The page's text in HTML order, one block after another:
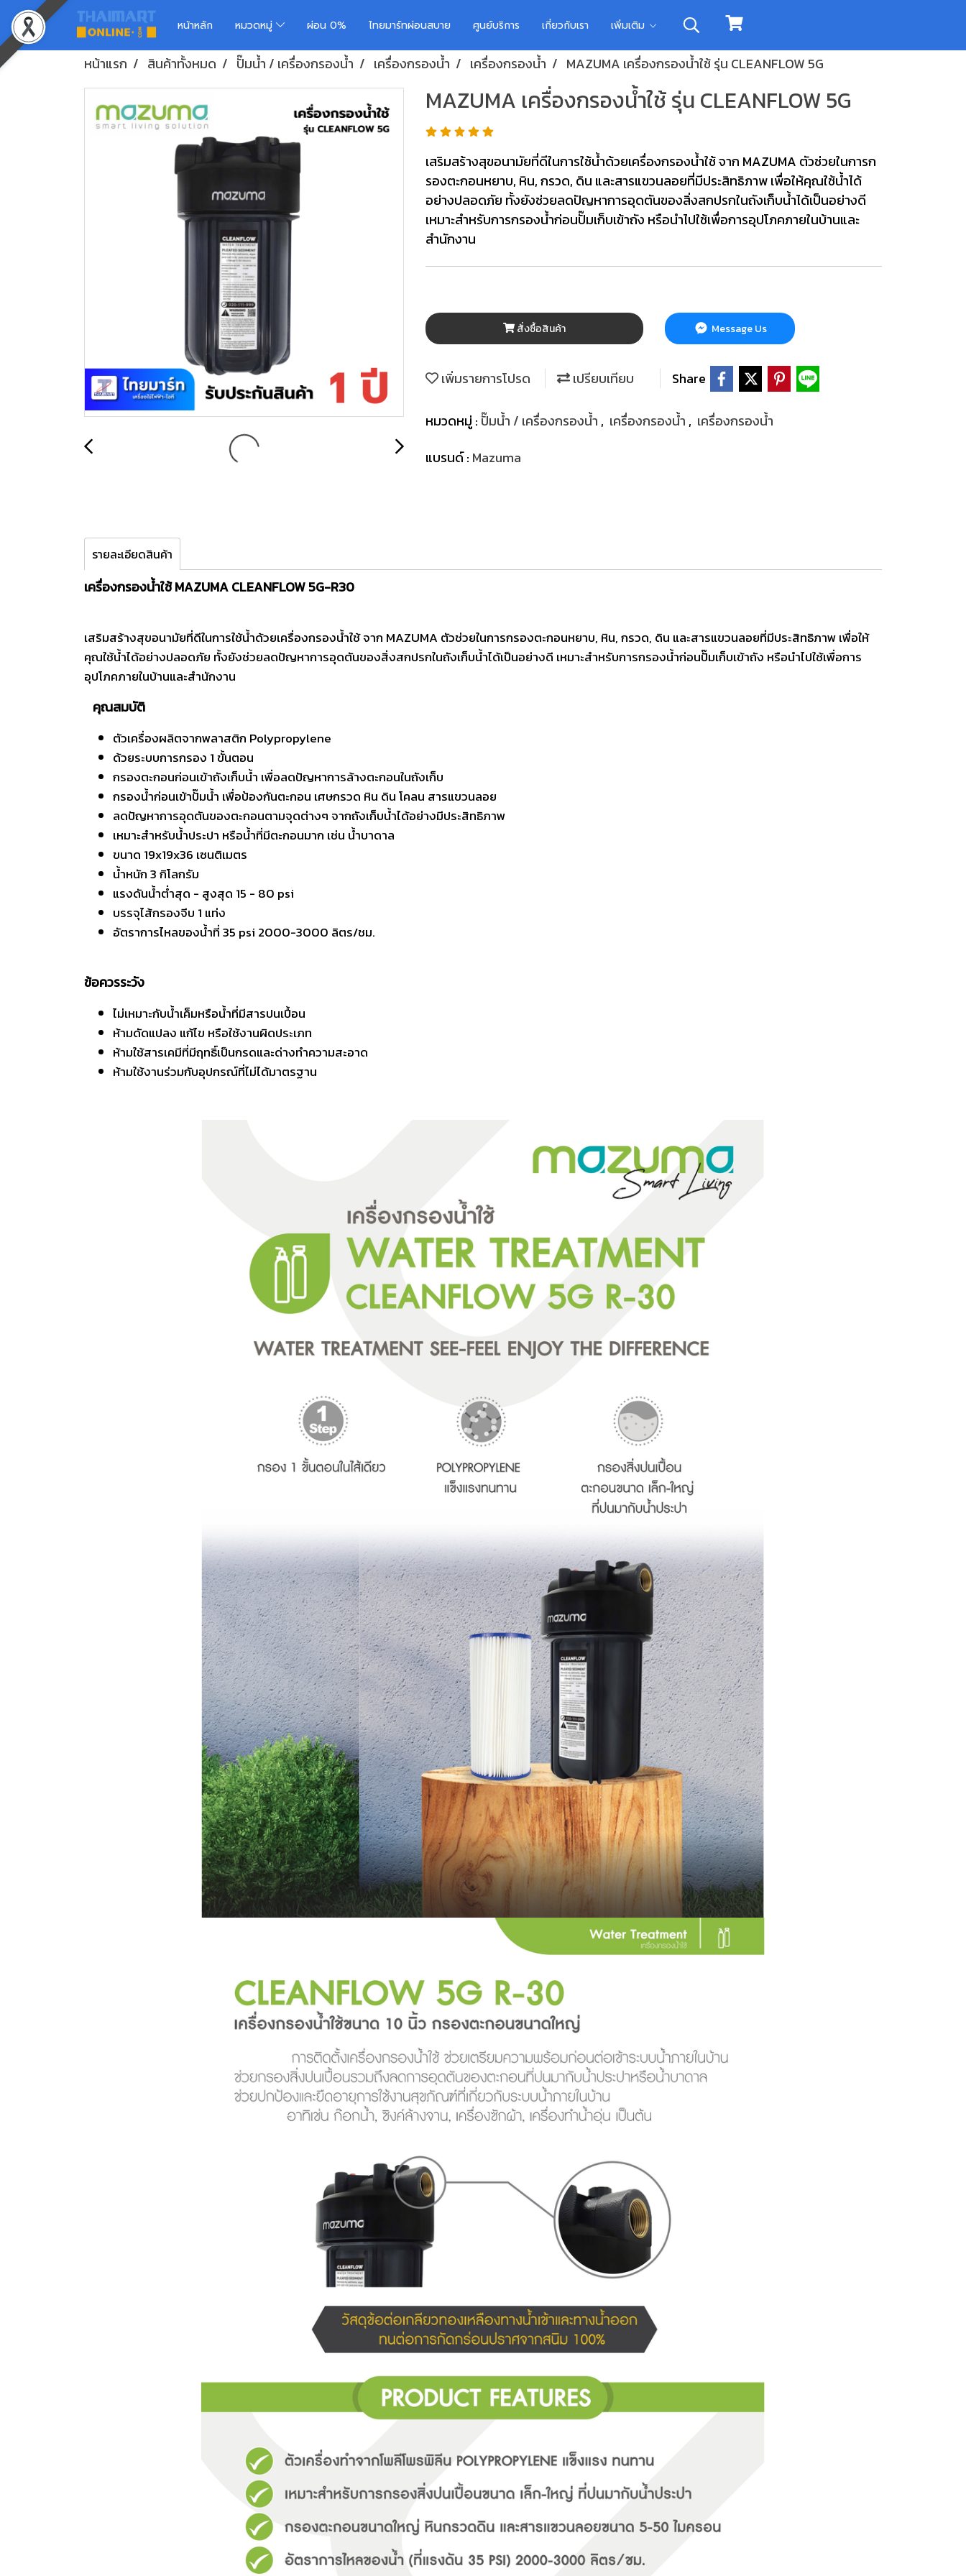
หน้าหลัก หมวดหมู่ ผ่อน 0% ไทยมาร์ทผ่อนสบาย ศูนย์บริการ เกี่ยวกับเรา เพิ่มเติม
หน้าแรก สินค้าทั้งหมด ปั๊มน้ำ / เครื่องกรองน้ำ เครื่องกรองน้ำ เครื่องกรองน้ำ MAZUMA เครื่องกรองน้ำใช้ รุ่น CLEANFLOW 5G
MAZUMA เครื่องกรองน้ำใช้ รุ่น CLEANFLOW 5G
เสริมสร้างสุขอนามัยที่ดีในการใช้น้ำด้วยเครื่องกรองน้ำใช้ จาก MAZUMA ตัวช่วยในการก
รองตะกอนหยาบ, หิน, กรวด, ดิน และสารแขวนลอยที่มีประสิทธิภาพ เพื่อให้คุณใช้น้ำได้
อย่างปลอดภัย ทั้งยังช่วยลดปัญหาการอุดตันของสิ่งสกปรกในถังเก็บน้ำได้เป็นอย่างดี
เหมาะสำหรับการกรองน้ำก่อนปั๊มเก็บเข้าถัง หรือนำไปใช้เพื่อการอุปโภคภายในบ้านและ
สำนักงาน
สั่งซื้อสินค้า Message Us
เพิ่มรายการโปรด เปรียบเทียบ Share
หมวดหมู่ : ปั๊มน้ำ / เครื่องกรองน้ำ , เครื่องกรองน้ำ , เครื่องกรองน้ำ
แบรนด์ : Mazuma
รายละเอียดสินค้า
เครื่องกรองน้ำใช้ MAZUMA CLEANFLOW 5G-R30
เสริมสร้างสุขอนามัยที่ดีในการใช้น้ำด้วยเครื่องกรองน้ำใช้ จาก MAZUMA ตัวช่วยในการกรองตะกอนหยาบ, หิน, กรวด, ดิน และสารแขวนลอยที่มีประสิทธิภาพ เพื่อให้
คุณใช้น้ำได้อย่างปลอดภัย ทั้งยังช่วยลดปัญหาการอุดตันของสิ่งสกปรกในถังเก็บน้ำได้เป็นอย่างดี เหมาะสำหรับการกรองน้ำก่อนปั๊มเก็บเข้าถัง หรือนำไปใช้เพื่อการ
อุปโภคภายในบ้านและสำนักงาน
คุณสมบัติ
ตัวเครื่องผลิตจากพลาสติก Polypropylene
ด้วยระบบการกรอง 1 ขั้นตอน
กรองตะกอนก่อนเข้าถังเก็บน้ำ เพื่อลดปัญหาการล้างตะกอนในถังเก็บ
กรองน้ำก่อนเข้าปั๊มน้ำ เพื่อป้องกันตะกอน เศษกรวด หิน ดิน โคลน สารแขวนลอย
ลดปัญหาการอุดตันของตะกอนตามจุดต่างๆ จากถังเก็บน้ำได้อย่างมีประสิทธิภาพ
เหมาะสำหรับน้ำประปา หรือน้ำที่มีตะกอนมาก เช่น น้ำบาดาล
ขนาด 19x19x36 เซนติเมตร
น้ำหนัก 3 กิโลกรัม
แรงดันน้ำต่ำสุด - สูงสุด 15 - 80 psi
บรรจุไส้กรองจีบ 1 แท่ง
อัตราการไหลของน้ำที่ 35 psi 2000-3000 ลิตร/ชม.
ข้อควรระวัง
ไม่เหมาะกับน้ำเค็มหรือน้ำที่มีสารปนเปื้อน
ห้ามดัดแปลง แก้ไข หรือใช้งานผิดประเภท
ห้ามใช้สารเคมีที่มีฤทธิ์เป็นกรดและด่างทำความสะอาด
ห้ามใช้งานร่วมกับอุปกรณ์ที่ไม่ได้มาตรฐาน